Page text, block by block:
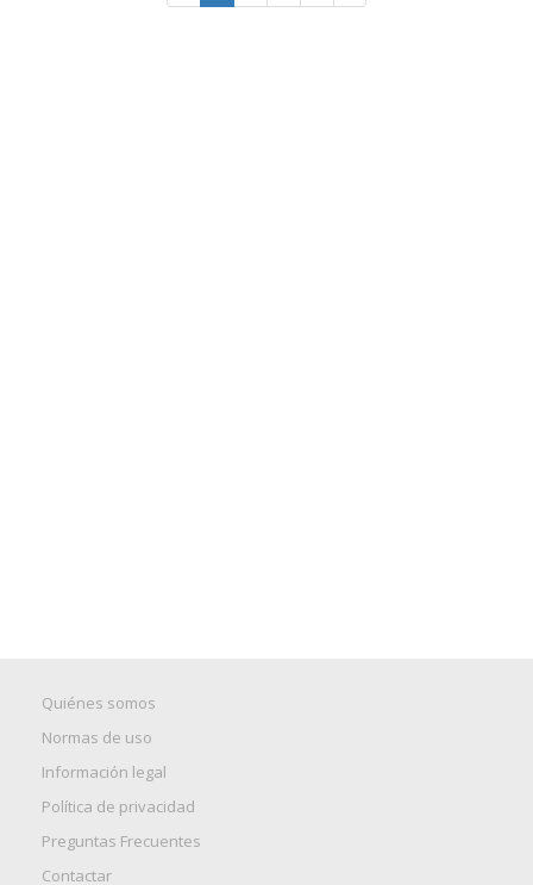
Quiénes somos
Normas de uso
Información legal
Política de privacidad
Preguntas Frecuentes
Contactar